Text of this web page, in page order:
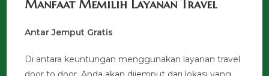
Manfaat Memilih Layanan Travel
Antar Jemput Gratis
Di antara keuntungan menggunakan layanan travel